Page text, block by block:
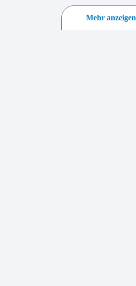
Mehr anzeigen